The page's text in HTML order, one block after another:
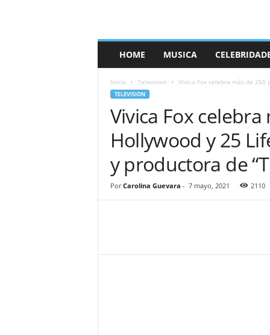
a
HOME MUSICA
Inicio Television Vivica Fox celebra más de
TELEVISION
Vivica Fox
Hollywood y 25
y productora de
Por Carolina Guevara - 7 mayo, 2021 2110